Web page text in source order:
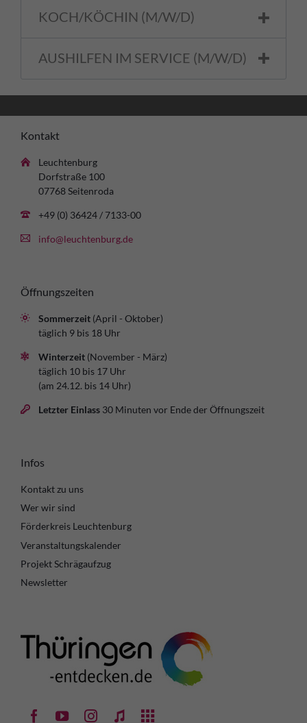
KOCH/KÖCHIN (M/W/D)
AUSHILFEN IM SERVICE (M/W/D)
Kontakt
Leuchtenburg
Dorfstraße 100
07768 Seitenroda
+49 (0) 36424 / 7133-00
info@leuchtenburg.de
Öffnungszeiten
Sommerzeit (April - Oktober)
täglich 9 bis 18 Uhr
Winterzeit (November - März)
täglich 10 bis 17 Uhr
(am 24.12. bis 14 Uhr)
Letzter Einlass 30 Minuten vor Ende der Öffnungszeit
Infos
Kontakt zu uns
Wer wir sind
Förderkreis Leuchtenburg
Veranstaltungskalender
Projekt Schrägaufzug
Newsletter